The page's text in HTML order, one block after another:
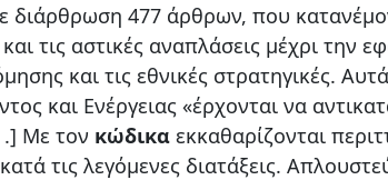
διάρθρωση 477 άρθρων, που
τις αστικές αναπλάσεις μέχρι
και τις εθνικές στρατηγικές.
και Ενέργειας «έρχονται να
.] Με τον κώδικα εκκαθαρίζονται
τις λεγόμενες διατάξεις.